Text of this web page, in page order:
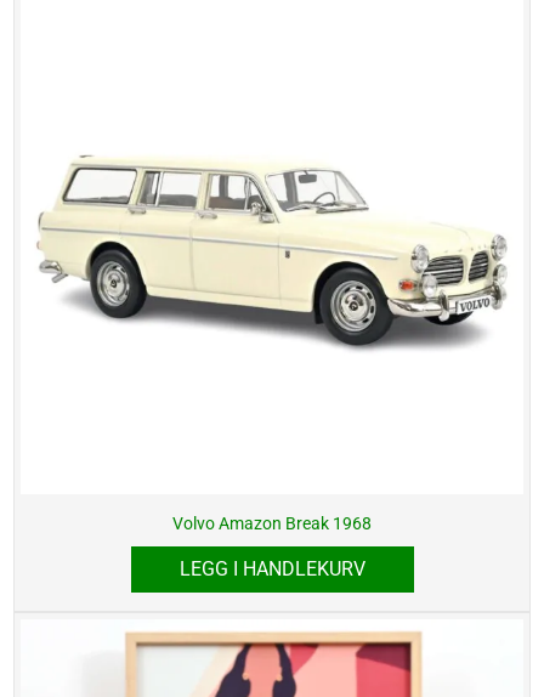
Volvo Amazon Break 1968
LEGG I HANDLEKURV